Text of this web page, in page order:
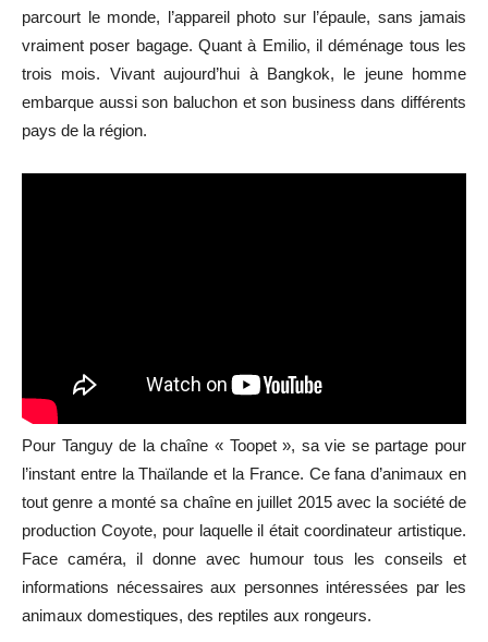
parcourt le monde, l’appareil photo sur l’épaule, sans jamais
vraiment poser bagage. Quant à Emilio, il déménage tous les
trois mois. Vivant aujourd’hui à Bangkok, le jeune homme
embarque aussi son baluchon et son business dans différents
pays de la région.
Pour Tanguy de la chaîne « Toopet », sa vie se partage pour
l’instant entre la Thaïlande et la France. Ce fana d’animaux en
tout genre a monté sa chaîne en juillet 2015 avec la société de
production Coyote, pour laquelle il était coordinateur artistique.
Face caméra, il donne avec humour tous les conseils et
informations nécessaires aux personnes intéressées par les
animaux domestiques, des reptiles aux rongeurs.